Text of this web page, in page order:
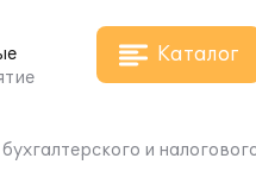
Каталог
и